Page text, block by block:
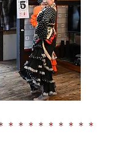
＊＊＊＊＊＊＊＊＊